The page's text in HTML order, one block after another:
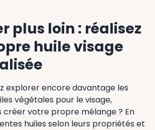
plus loin : réalisez
huile visage
explorer encore davantage les
végétales pour le visage,
créer votre propre mélange ? En
huiles selon leurs propriétés et